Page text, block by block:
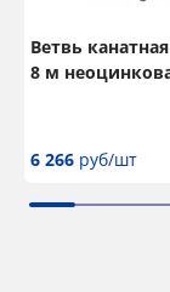
Ветвь
8 м
6 266 руб/шт